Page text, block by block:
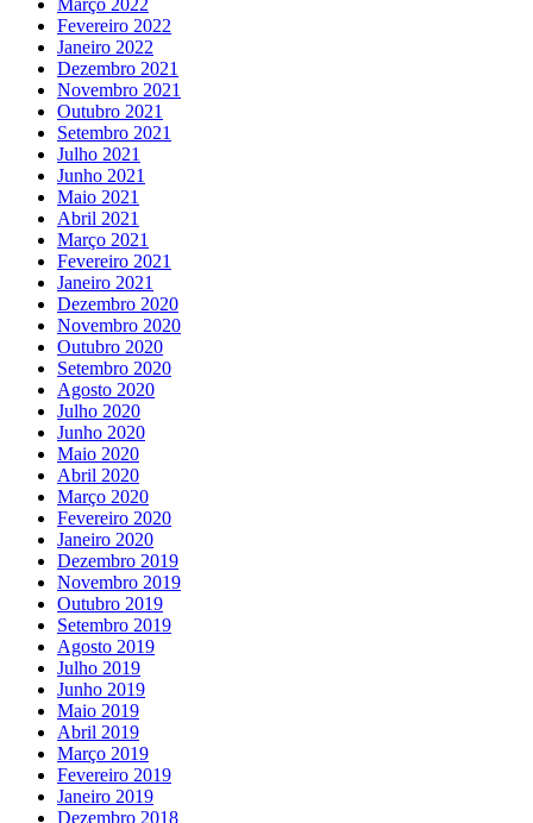
Fevereiro 2022
Janeiro 2022
Dezembro 2021
Novembro 2021
Outubro 2021
Setembro 2021
Julho 2021
Junho 2021
Maio 2021
Abril 2021
Março 2021
Fevereiro 2021
Janeiro 2021
Dezembro 2020
Novembro 2020
Outubro 2020
Setembro 2020
Agosto 2020
Julho 2020
Junho 2020
Maio 2020
Abril 2020
Março 2020
Fevereiro 2020
Janeiro 2020
Dezembro 2019
Novembro 2019
Outubro 2019
Setembro 2019
Agosto 2019
Julho 2019
Junho 2019
Maio 2019
Abril 2019
Março 2019
Fevereiro 2019
Janeiro 2019
Dezembro 2018